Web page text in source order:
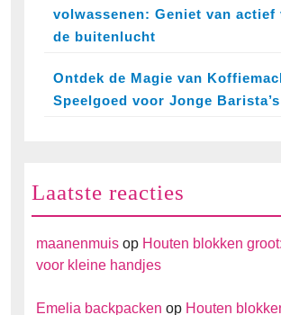
volwassenen: Geniet van actief
de buitenlucht
Ontdek de Magie van
Speelgoed voor Jonge Barista’s
Laatste reacties
maanenmuis op Houten blokken
voor kleine handjes
Emelia backpacken op Houten